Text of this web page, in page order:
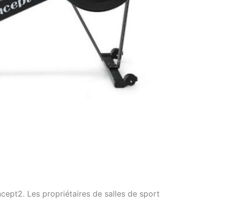
Les propriétaires de salles de sport